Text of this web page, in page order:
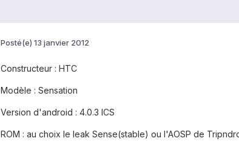
Posté(e) 13 janvier 2012
Constructeur : HTC
Modèle : Sensation
Version d'android : 4.0.3 ICS
ROM : au choix le leak Sense(stable) ou l'AOSP de